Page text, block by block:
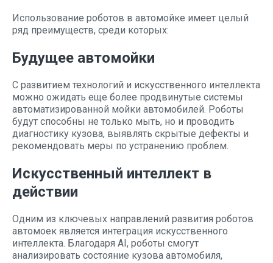
Использование роботов в автомойке имеет целый
ряд преимуществ, среди которых:
Будущее автомойки
С развитием технологий и искусственного интеллекта
можно ожидать еще более продвинутые системы
автоматизированной мойки автомобилей. Роботы
будут способны не только мыть, но и проводить
диагностику кузова, выявлять скрытые дефекты и
рекомендовать меры по устранению проблем.
Искусственный интеллект в
действии
Одним из ключевых направлений развития роботов
автомоек является интеграция искусственного
интеллекта. Благодаря AI, роботы смогут
анализировать состояние кузова автомобиля,